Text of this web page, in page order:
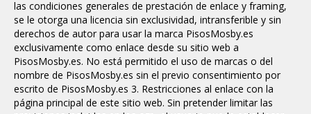
las condiciones generales de prestación de enlace y framing,
se le otorga una licencia sin exclusividad, intransferible y sin
derechos de autor para usar la marca PisosMosby.es
exclusivamente como enlace desde su sitio web a
PisosMosby.es. No está permitido el uso de marcas o del
nombre de PisosMosby.es sin el previo consentimiento por
escrito de PisosMosby.es 3. Restricciones al enlace con la
página principal de este sitio web. Sin pretender limitar las